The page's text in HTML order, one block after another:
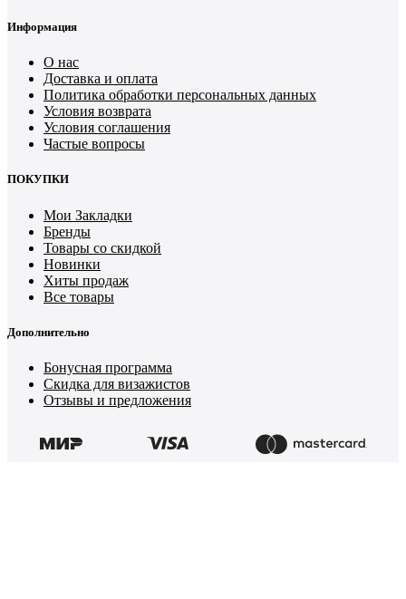
Информация
О нас
Доставка и оплата
Политика обработки персональных данных
Условия возврата
Условия соглашения
Частые вопросы
ПОКУПКИ
Мои Закладки
Бренды
Товары со скидкой
Новинки
Хиты продаж
Все товары
Дополнительно
Бонусная программа
Скидка для визажистов
Отзывы и предложения